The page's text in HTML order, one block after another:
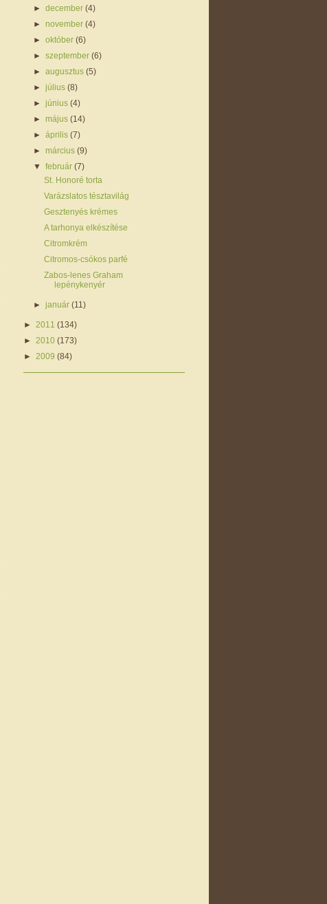
►december(4)
►november(4)
►október(6)
►szeptember(6)
►augusztus(5)
►július(8)
►június(4)
►május(14)
►április(7)
►március(9)
▼február(7)
St. Honoré torta
Varázslatos tésztavilág
Gesztenyés krémes
A tarhonya elkészítése
Citromkrém
Citromos-csókos parfé
Zabos-lenes Graham
lepénykenyér
►január(11)
► 2011 (134)
► 2010 (173)
► 2009 (84)